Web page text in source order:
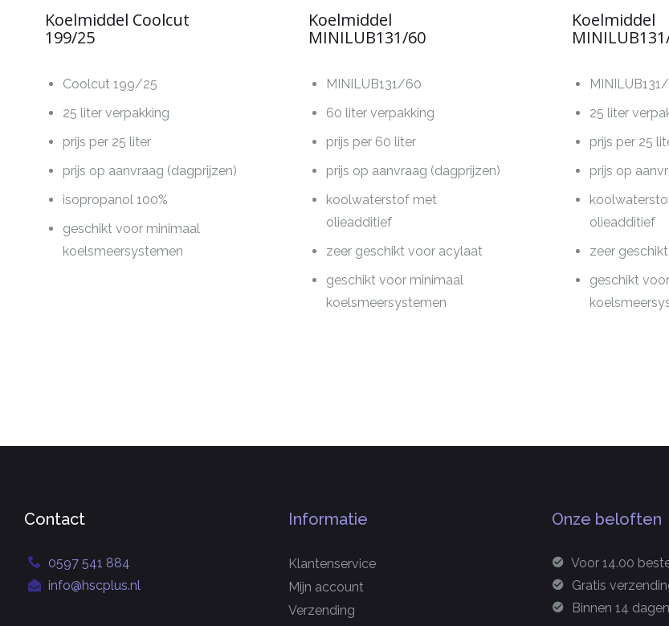
Koelmiddel Coolcut
199/25
Coolcut 199/25
25 liter verpakking
prijs per 25 liter
prijs op aanvraag (dagprijzen)
isopropanol 100%
geschikt voor minimaal
koelsmeersystemen
Koelmiddel
MINILUB131/60
MINILUB131/60
60 liter verpakking
prijs per 60 liter
prijs op aanvraag (dagprijzen)
koolwaterstof met
olieadditief
zeer geschikt voor acylaat
geschikt voor minimaal
koelsmeersystemen
Koelmiddel
25 liter
prijs per 25
prijs op
olieadditief
zeer
geschikt
Contact
0597 541 884
info@hscplus.nl
Informatie
Klantenservice
Mijn account
Verzending
Onze beloften
Voor 14.00
Gratis
Binnen 14